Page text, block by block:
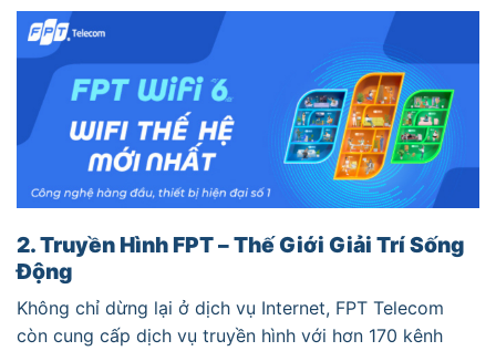
2. Truyền Hình FPT – Thế Giới Giải Trí Sống
Động
Không chỉ dừng lại ở dịch vụ Internet, FPT Telecom
còn cung cấp dịch vụ truyền hình với hơn 170 kênh